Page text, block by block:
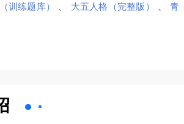
训练题库） 大五人格（完整版）
青